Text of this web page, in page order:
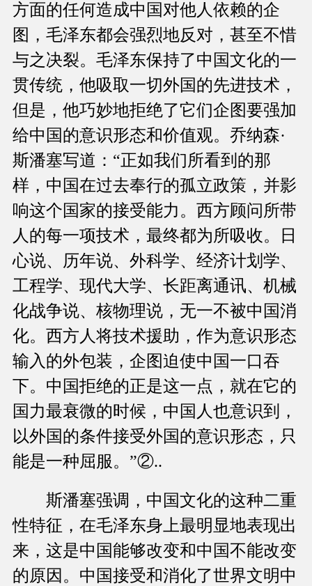
方面的任何造成中国对他人依赖的企
图，毛泽东都会强烈地反对，甚至不惜
与之决裂。毛泽东保持了中国文化的一
贯传统，他吸取一切外国的先进技术，
但是，他巧妙地拒绝了它们企图要强加
给中国的意识形态和价值观。乔纳森·
斯潘塞写道：“正如我们所看到的那
样，中国在过去奉行的孤立政策，并影
响这个国家的接受能力。西方顾问所带
人的每一项技术，最终都为所吸收。日
心说、历年说、外科学、经济计划学、
工程学、现代大学、长距离通讯、机械
化战争说、核物理说，无一不被中国消
化。西方人将技术援助，作为意识形态
输入的外包装，企图迫使中国一口吞
下。中国拒绝的正是这一点，就在它的
国力最衰微的时候，中国人也意识到，
以外国的条件接受外国的意识形态，只
能是一种屈服。”②..
斯潘塞强调，中国文化的这种二重
性特征，在毛泽东身上最明显地表现出
来，这是中国能够改变和中国不能改变
的原因。中国接受和消化了世界文明中